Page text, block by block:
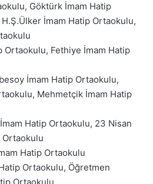
Göktürk İmam Hatip
İmam Hatip Ortaokulu,
Ortaokulu, Fethiye İmam Hatip
İmam Hatip Ortaokulu,
Mehmetçik İmam Hatip
Hatip Ortaokulu, 23 Nisan
Ortaokulu
Hatip Ortaokulu
Ortaokulu, Öğretmen